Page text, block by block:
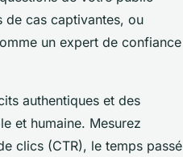
cas captivantes, ou
un expert de confiance
authentiques et des
et humaine. Mesurez
clics (CTR), le temps passé